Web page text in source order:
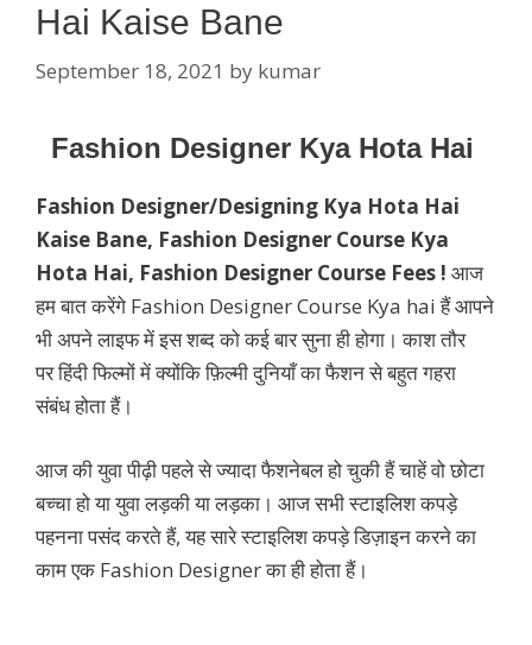
Hai Kaise Bane
September 18, 2021 by kumar
Fashion Designer Kya Hota Hai
Fashion Designer/Designing Kya Hota Hai
Kaise Bane, Fashion Designer Course Kya
Hota Hai, Fashion Designer Course Fees ! आज
हम बात करेंगे Fashion Designer Course Kya hai हैं आपने
भी अपने लाइफ में इस शब्द को कई बार सुना ही होगा। काश तौर
पर हिंदी फिल्मों में क्योंकि फ़िल्मी दुनियाँ का फैशन से बहुत गहरा
संबंध होता हैं।
आज की युवा पीढ़ी पहले से ज्यादा फैशनेबल हो चुकी हैं चाहें वो छोटा
बच्चा हो या युवा लड़की या लड़का। आज सभी स्टाइलिश कपड़े
पहनना पसंद करते हैं, यह सारे स्टाइलिश कपड़े डिज़ाइन करने का
काम एक Fashion Designer का ही होता हैं।